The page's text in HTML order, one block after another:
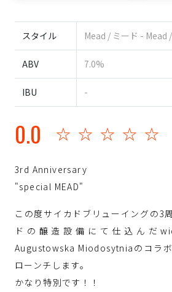
スタイル Mead / ミード - Mead
ABV 7.0%
IBU -
0.0 ☆☆☆☆☆
3rd Anniversary
"special MEAD"
この度サイカドブリューイングの3
ドの醸造設備にて仕込んだ
Augustowska Miodosytniaのコラ
ローンチします。
かなり特別です！！